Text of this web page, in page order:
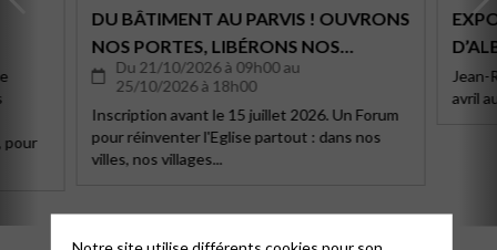
pour
DU BÂTIMENT AU PARVIS ! OUVRONS
NOS PORTES, LIBÉRONS NOS
TALENTS !
Du 21/10/2026 à 09h00 au
25/10/2026 à 18h00
Inscription avant le 15 juillet 2026. Un Forum
pour réinventer l'Eglise partout : dans nos
villes, nos villages...
Jean-
avril